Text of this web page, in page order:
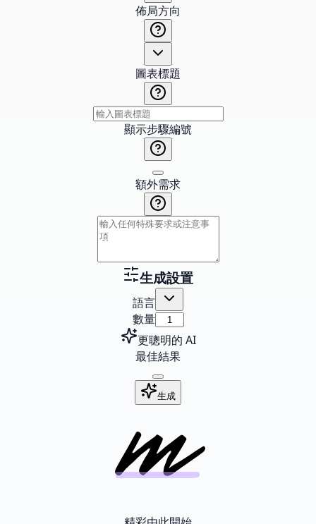
佈局方向
圖表標題
顯示步驟編號
額外需求
生成設置
語言
數量
更聰明的 AI
最佳結果
生成